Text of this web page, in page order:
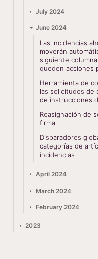
July 2024
June 2024
Las incidencias
moverán
siguiente
queden acciones
Herramienta de
las solicitudes de
de instrucciones
Reasignación de
firma
Disparadores
categorías de
incidencias
April 2024
March 2024
February 2024
2023